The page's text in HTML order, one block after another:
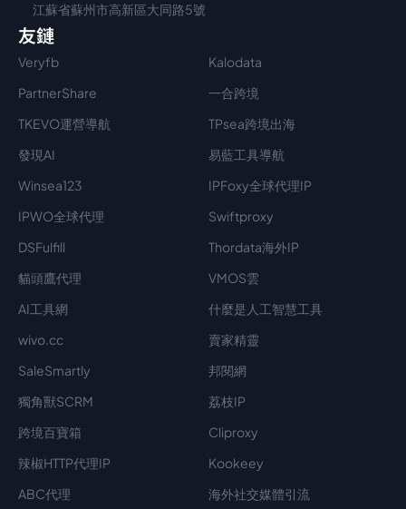
江蘇省蘇州市高新區大同路5號
友鏈
Veryfb
Kalodata
PartnerShare
一合跨境
TKEVO運營導航
TPsea跨境出海
發現AI
易藍工具導航
Winsea123
IPFoxy全球代理IP
IPWO全球代理
Swiftproxy
DSFulfill
Thordata海外IP
貓頭鷹代理
VMOS雲
AI工具網
什麼是人工智慧工具
wivo.cc
賣家精靈
SaleSmartly
邦閱網
獨角獸SCRM
荔枝IP
跨境百寶箱
Cliproxy
辣椒HTTP代理IP
Kookeey
ABC代理
海外社交媒體引流